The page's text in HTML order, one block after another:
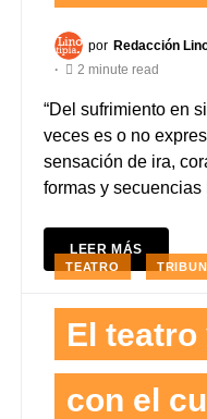
por Redacción
2 minute read
“Del sufrimiento en
veces es o no
sensación de ira,
formas y secuencias
LEER MÁS
TEATRO
El
con el